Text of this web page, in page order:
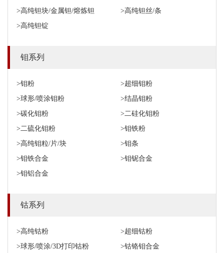
>高纯钽块/金属钽/熔炼钽
>高纯钽丝/条
>高纯钽锭
钼系列
>钼粉
>超细钼粉
>球形/喷涂钼粉
>结晶钼粉
>碳化钼粉
>二硅化钼粉
>二硫化钼粉
>钼铁粉
>高纯钼粒/片/块
>钼条
>钼铁合金
>钼铌合金
>钼铝合金
钴系列
>高纯钴粉
>超细钴粉
>球形/喷涂/3D打印钴粉
>钴铬钼合金